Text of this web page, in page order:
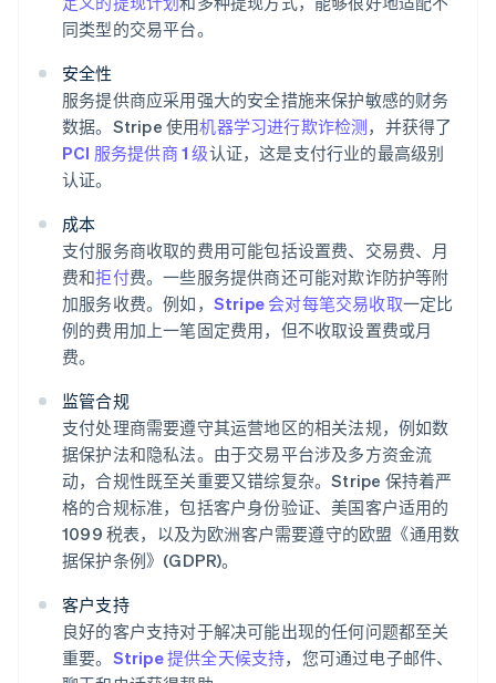
同类型的交易平台。
安全性
服务提供商应采用强大的安全措施来保护敏感的财务
数据。Stripe 使用机器学习进行欺诈检测，并获得了
PCI 服务提供商 1 级认证，这是支付行业的最高级别
认证。
成本
支付服务商收取的费用可能包括设置费、交易费、月
费和拒付费。一些服务提供商还可能对欺诈防护等附
加服务收费。例如， Stripe 会对每笔交易收取一定比
例的费用加上一笔固定费用，但不收取设置费或月
费。
监管合规
支付处理商需要遵守其运营地区的相关法规，例如数
据保护法和隐私法。由于交易平台涉及多方资金流
动，合规性既至关重要又错综复杂。Stripe 保持着严
格的合规标准，包括客户身份验证、美国客户适用的
1099 税表，以及为欧洲客户需要遵守的欧盟《通用数
据保护条例》(GDPR)。
客户支持
良好的客户支持对于解决可能出现的任何问题都至关
重要。 Stripe 提供全天候支持，您可通过电子邮件、